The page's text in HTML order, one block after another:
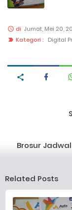
di Jumat, Mei 20,
Kategori :
Digital
Brosur
Related Posts